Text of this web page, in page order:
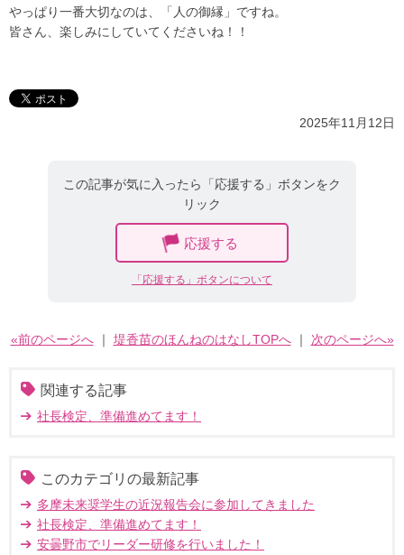
やっぱり一番大切なのは、「人の御縁」ですね。
皆さん、楽しみにしていてくださいね！！
2025年11月12日
この記事が気に入ったら「応援する」ボタンをク
リック
応援する
「応援する」ボタンについて
«前のページへ｜ 堤香苗のほんねのはなしTOPへ｜ 次のページへ»
関連する記事
社長検定、準備進めてます！
このカテゴリの最新記事
多摩未来奨学生の近況報告会に参加してきました
社長検定、準備進めてます！
安曇野市でリーダー研修を行いました！